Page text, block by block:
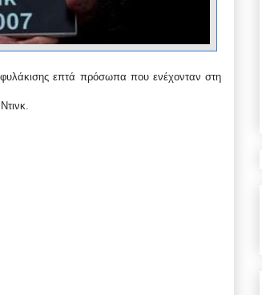
φυλάκισης επτά πρόσωπα που ενέχονταν στη